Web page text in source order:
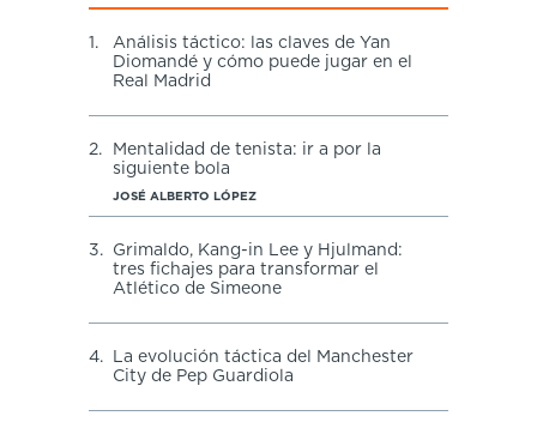
1.
Análisis táctico: las claves de Yan
Diomandé y cómo puede jugar en el
Real Madrid
2.
Mentalidad de tenista: ir a por la
siguiente bola
JOSÉ ALBERTO LÓPEZ
3.
Grimaldo, Kang-in Lee y Hjulmand:
tres fichajes para transformar el
Atlético de Simeone
4.
La evolución táctica del Manchester
City de Pep Guardiola